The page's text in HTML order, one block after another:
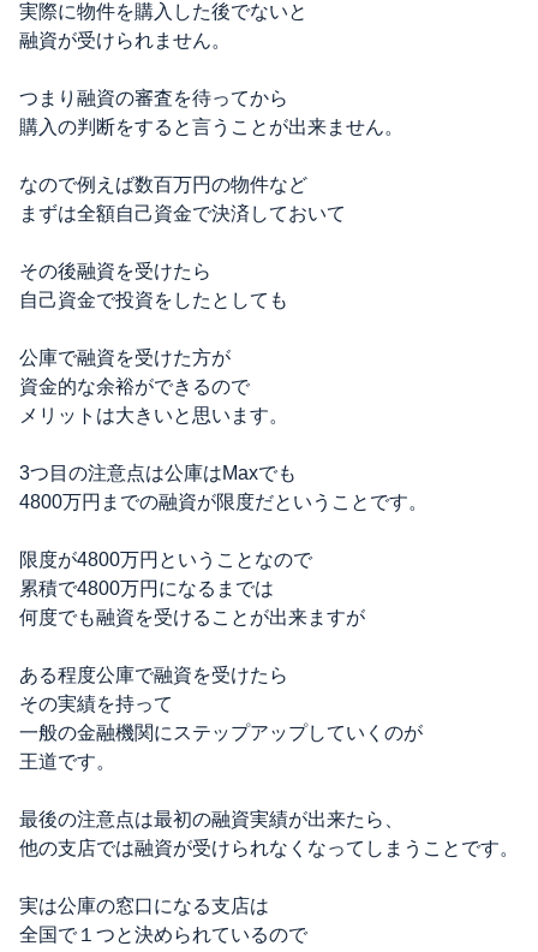
実際に物件を購入した後でないと
融資が受けられません。
つまり融資の審査を待ってから
購入の判断をすると言うことが出来ません。
なので例えば数百万円の物件など
まずは全額自己資金で決済しておいて
その後融資を受けたら
自己資金で投資をしたとしても
公庫で融資を受けた方が
資金的な余裕ができるので
メリットは大きいと思います。
3つ目の注意点は公庫はMaxでも
4800万円までの融資が限度だということです。
限度が4800万円ということなので
累積で4800万円になるまでは
何度でも融資を受けることが出来ますが
ある程度公庫で融資を受けたら
その実績を持って
一般の金融機関にステップアップしていくのが
王道です。
最後の注意点は最初の融資実績が出来たら、
他の支店では融資が受けられなくなってしまうことです。
実は公庫の窓口になる支店は
全国で１つと決められているので